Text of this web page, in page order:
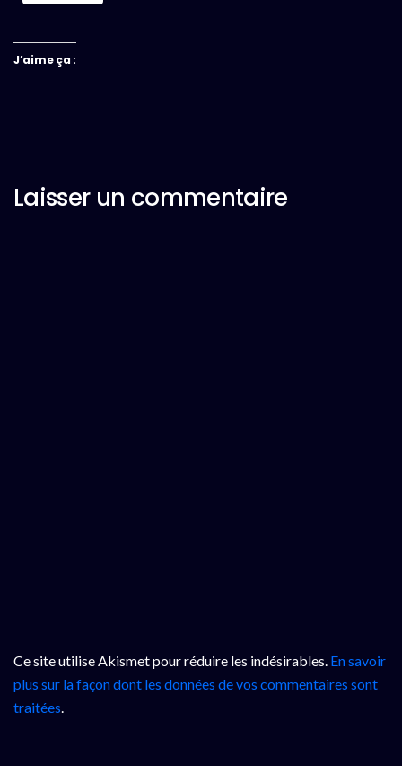
J’aime ça :
Laisser un commentaire
Ce site utilise Akismet pour réduire les indésirables. En savoir
plus sur la façon dont les données de vos commentaires sont
traitées.